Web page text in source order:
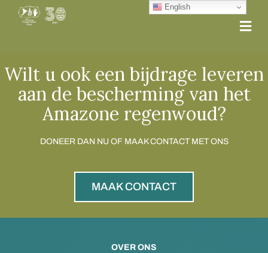
Wilt u ook een bijdrage leveren
aan de bescherming van het
Amazone regenwoud?
DONEER DAN NU OF MAAK CONTACT MET ONS
MAAK CONTACT
OVER ONS
English